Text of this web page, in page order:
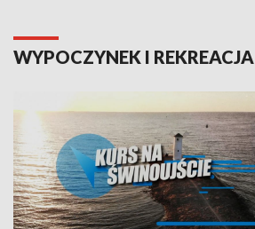
WYPOCZYNEK I REKREACJA